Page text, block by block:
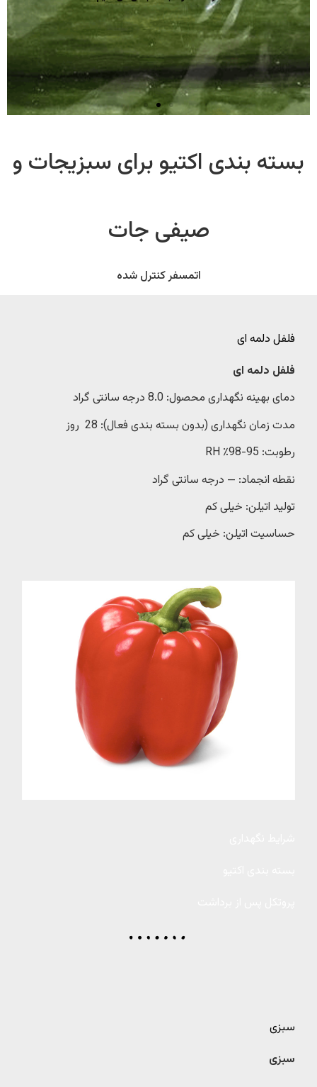
بسته بندی اکتیو برای سبزیجات و
صیفی جات
اتمسفر کنترل شده
فلفل دلمه ای
فلفل دلمه ای
دمای بهینه نگهداری محصول: 8.0 درجه سانتی گراد
مدت زمان نگهداری (بدون بسته بندی فعال): 28 روز
رطوبت: 95-98٪ RH
نقطه انجماد: — درجه سانتی گراد
تولید اتیلن: خیلی کم
حساسیت اتیلن: خیلی کم
سبزی
سبزی